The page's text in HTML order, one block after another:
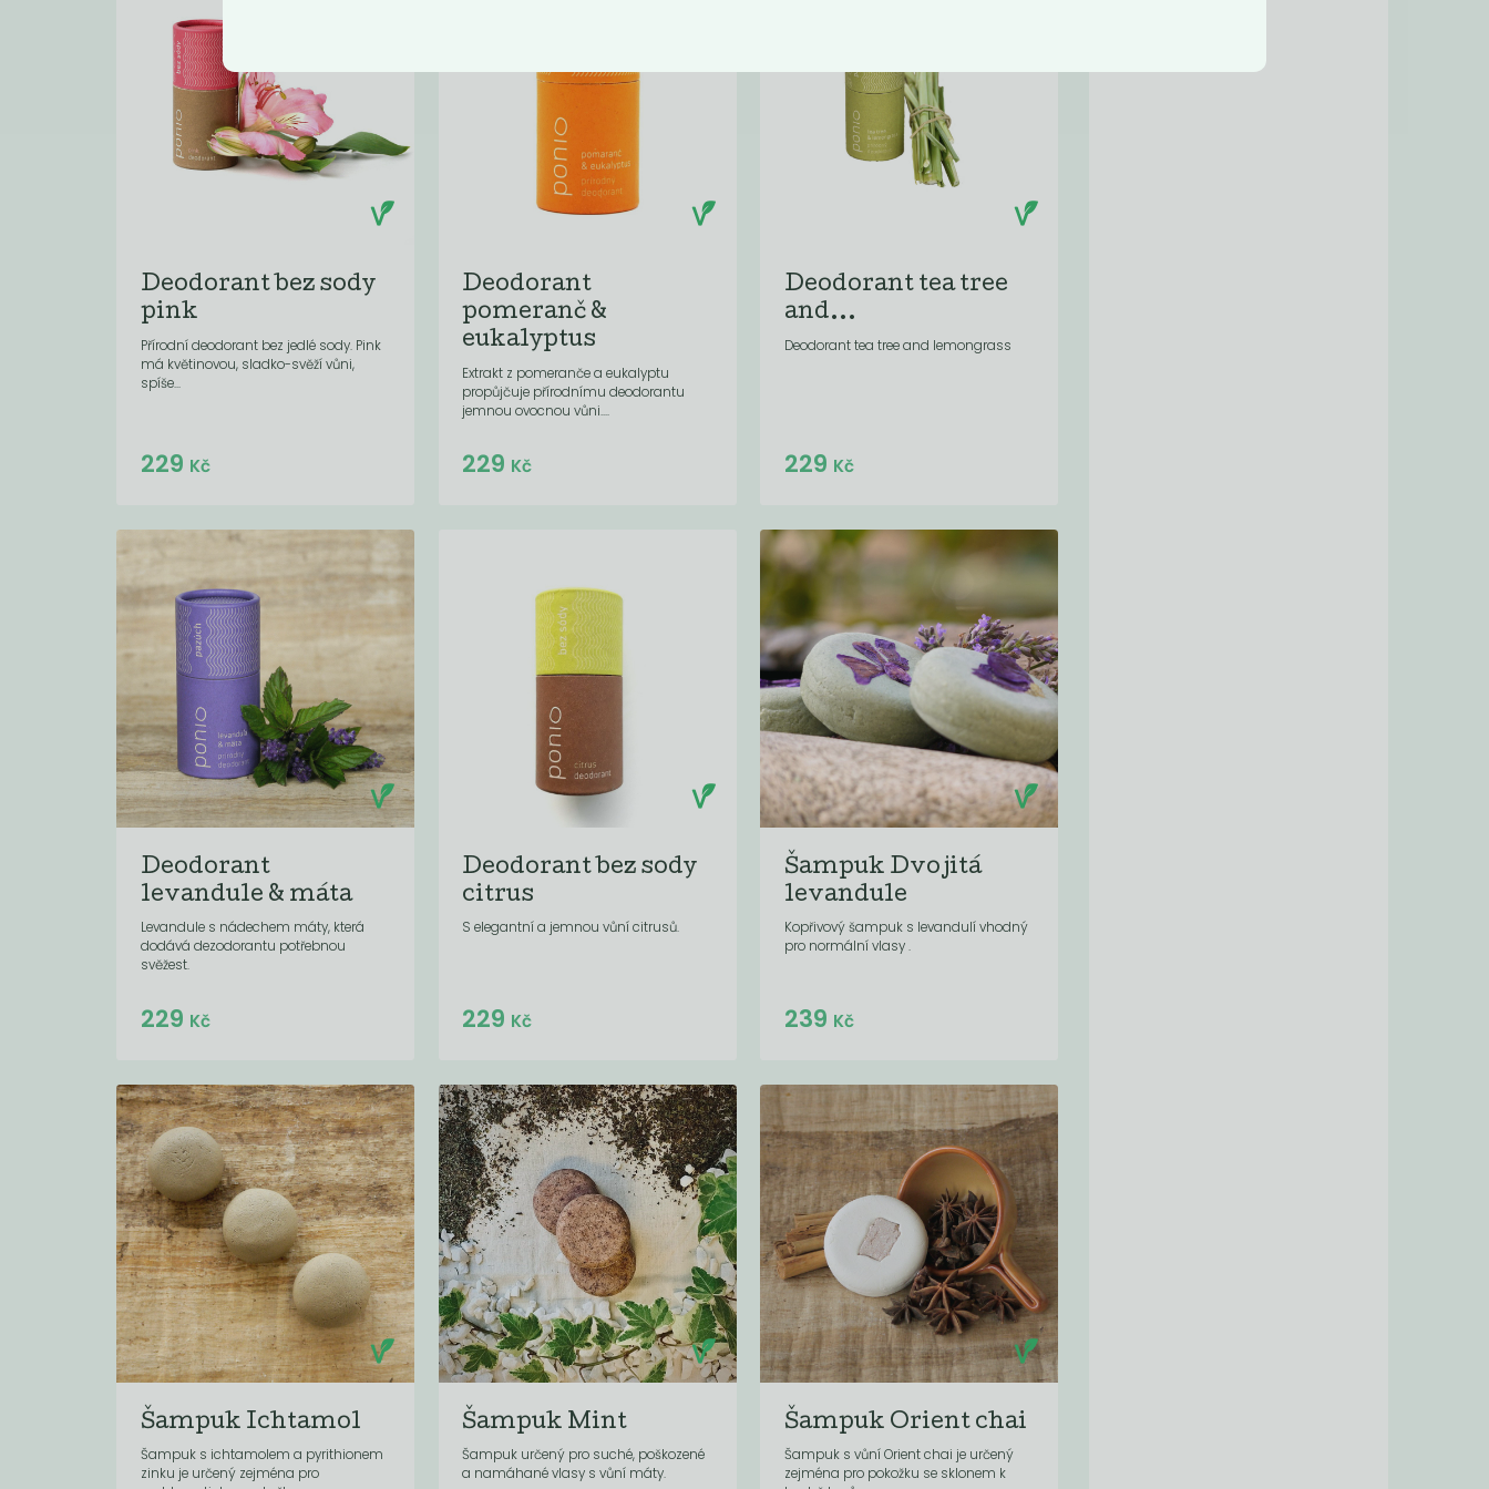
Deodorant bez sody
pink
Přírodní deodorant bez jedlé sody. Pink
má květinovou, sladko-svěží vůni,
spíše...
Do košíku:
229 Kč
Deodorant
pomeranč &
eukalyptus
Extrakt z pomeranče a eukalyptu
propůjčuje přírodnímu deodorantu
jemnou ovocnou vůni....
Do košíku:
229 Kč
Deodorant tea tree
and...
Deodorant tea tree and lemongrass
Do košíku:
229 Kč
Deodorant
levandule & máta
Levandule s nádechem máty, která
dodává dezodorantu potřebnou
svěžest.
Do košíku:
229 Kč
Deodorant bez sody
citrus
S elegantní a jemnou vůní citrusů.
Do košíku:
229 Kč
Šampuk Dvojitá
levandule
Kopřivový šampuk s levandulí vhodný
pro normální vlasy .
Do košíku:
239 Kč
Šampuk Ichtamol
Šampuk s ichtamolem a pyrithionem
zinku je určený zejména pro
Šampuk Mint
Šampuk určený pro suché, poškozené
a namáhané vlasy s vůní máty.
Šampuk Orient chai
Šampuk s vůní Orient chai je určený
zejména pro pokožku se sklonem k